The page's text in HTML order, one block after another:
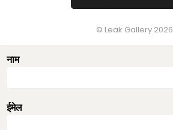
नाम
ईमेल
© Leak Gallery 2026